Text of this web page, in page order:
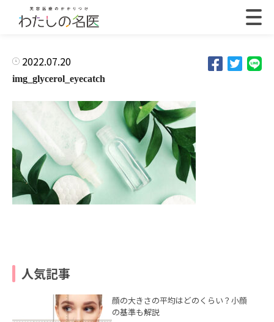
2022.07.20
img_glycerol_eyecatch
人気記事
顔の大きさの平均はどのくらい？小顔
の基準も解説